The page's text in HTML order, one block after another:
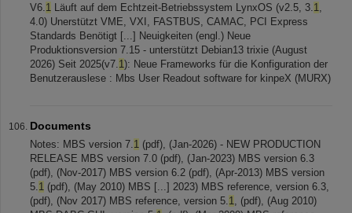
V6.1 Läuft auf dem Echtzeit-Betriebssystem LynxOS (v2.5, 3.1,
4.0) Unerstützt VME, VXI, FASTBUS, CAMAC, PCI Express
Standards Benötigt [...] Neuigkeiten (engl.) Neue
Produktionsversion 7.15 - unterstützt Debian13 trixie (August
2026) Seit 2025(v7.1): Neue Frameworks für die Konfiguration der
Benutzerauslese : Mbs User Readout software for kinpeX (MURX)
Documents
Notes: MBS version 7.1 (pdf), (Jan-2026) - NEW PRODUCTION
RELEASE MBS version 7.0 (pdf), (Jan-2023) MBS version 6.3
(pdf), (Nov-2017) MBS version 6.2 (pdf), (Apr-2013) MBS version
5.1 (pdf), (May 2010) MBS [...] 2023) MBS reference, version 6.3,
(pdf), (Nov 2017) MBS reference, version 5.1, (pdf), (Aug 2010)